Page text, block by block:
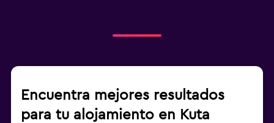
Encuentra mejores resultados
para tu alojamiento en Kuta